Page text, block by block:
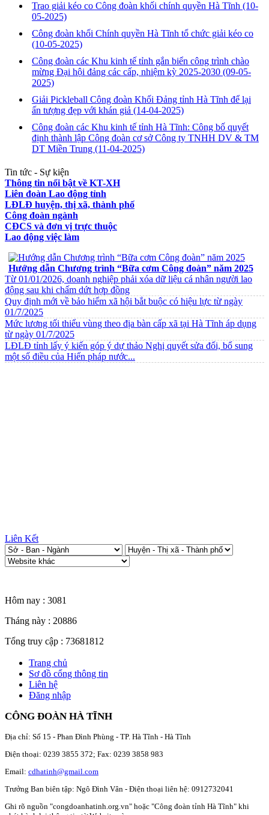
Trao giải kéo co Công đoàn khối chính quyền Hà Tĩnh (10-
05-2025)
Công đoàn khối Chính quyền Hà Tĩnh tổ chức giải kéo co
(10-05-2025)
Công đoàn các Khu kinh tế tỉnh gắn biển công trình chào
mừng Đại hội đảng các cấp, nhiệm kỳ 2025-2030 (09-05-
2025)
Giải Pickleball Công đoàn Khối Đảng tỉnh Hà Tĩnh để lại
ấn tượng đẹp với khán giả (14-04-2025)
Công đoàn các Khu kinh tế tỉnh Hà Tĩnh: Công bố quyết
định thành lập Công đoàn cơ sở Công ty TNHH DV & TM
DT Miền Trung (11-04-2025)
Tin tức - Sự kiện
Thông tin nổi bật về KT-XH
Liên đoàn Lao động tỉnh
LĐLĐ huyện, thị xã, thành phố
Công đoàn ngành
CĐCS và đơn vị trực thuộc
Lao động việc làm
Hướng dẫn Chương trình “Bữa cơm Công đoàn” năm 2025
Từ 01/01/2026, doanh nghiệp phải xóa dữ liệu cá nhân người lao
động sau khi chấm dứt hợp đồng
Quy định mới về bảo hiểm xã hội bắt buộc có hiệu lực từ ngày
01/7/2025
Mức lương tối thiểu vùng theo địa bàn cấp xã tại Hà Tĩnh áp dụng
từ ngày 01/7/2025
LĐLĐ tỉnh lấy ý kiến góp ý dự thảo Nghị quyết sửa đổi, bổ sung
một số điều của Hiến pháp nước...
Liên Kết
Hôm nay : 3081
Tháng này : 20886
Tổng truy cập : 73681812
Trang chủ
Sơ đồ cổng thông tin
Liên hệ
Đăng nhập
CÔNG ĐOÀN HÀ TĨNH
Địa chỉ: Số 15 - Phan Đình Phùng - TP. Hà Tĩnh - Hà Tĩnh
Điện thoại: 0239 3855 372; Fax: 0239 3858 983
Email: cdhatinh@gmail.com
Trưởng Ban biên tập: Ngô Đình Vân - Điện thoại liên hệ: 0912732041
Ghi rõ nguồn "congdoanhatinh.org.vn" hoặc "Công đoàn tỉnh Hà Tĩnh" khi